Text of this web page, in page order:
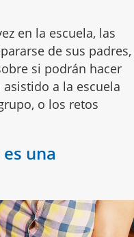
en la escuela, las
de sus padres,
si podrán hacer
asistido a la escuela
o los retos
una